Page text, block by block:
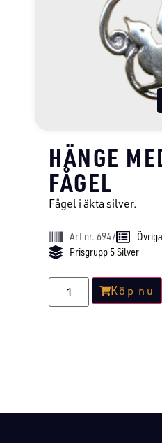
HÄNGE
FÅGEL
Fågel i äkta silver.
Art nr. 6947
Prisgrupp 5 Silver
Köp nu